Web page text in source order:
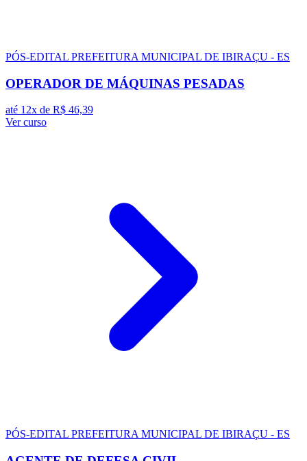
PÓS-EDITAL PREFEITURA MUNICIPAL DE IBIRAÇU - ES
OPERADOR DE MÁQUINAS PESADAS
até 12x de R$ 46,39
Ver curso
PÓS-EDITAL PREFEITURA MUNICIPAL DE IBIRAÇU - ES